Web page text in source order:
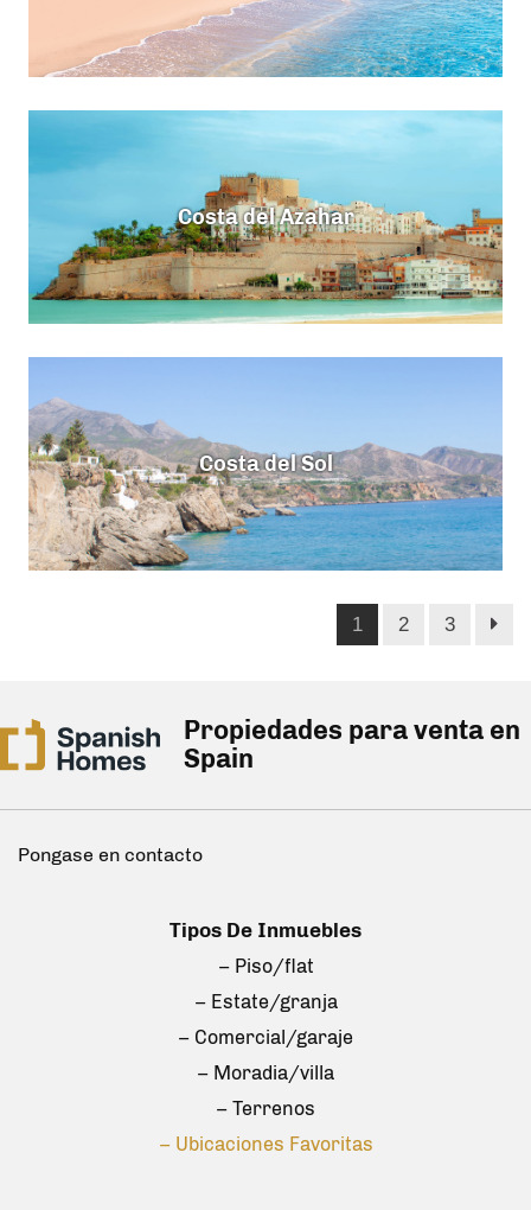
Costa del Azahar
Costa del Sol
1 2 3
Propiedades para venta en
Spain
Pongase en contacto
Tipos De Inmuebles
– Piso/flat
– Estate/granja
– Comercial/garaje
– Moradia/villa
– Terrenos
– Ubicaciones Favoritas